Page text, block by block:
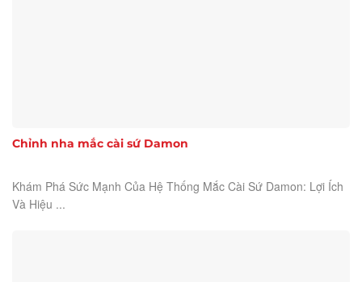
Chỉnh nha mắc cài sứ Damon
Khám Phá Sức Mạnh Của Hệ Thống Mắc Cài Sứ Damon: Lợi Ích
Và Hiệu ...